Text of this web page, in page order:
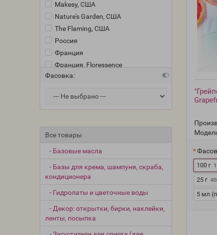
Makesy, США
Nature's Garden, США
The Flaming, США
Россия
Франция
Франция, Floressence
Франция, Jean Claude
Фасовка:
Все товары
- Базовые масла
- Базы для крема, шампуня, скраба,
кондиционера
- Гидролаты и цветочные воды
- Декор: открытки, бирки, наклейки,
ленты, посыпка
100 г
25 г
5 мл